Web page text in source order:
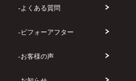
-よくある質問
-ビフォーアフター
-お客様の声